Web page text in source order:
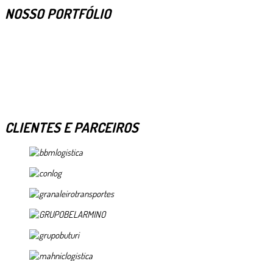
NOSSO PORTFÓLIO
CLIENTES E PARCEIROS